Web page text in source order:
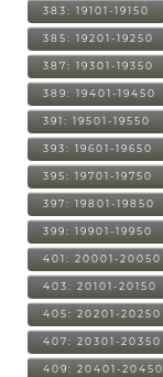
383: 19101-19150
385: 19201-19250
387: 19301-19350
389: 19401-19450
391: 19501-19550
393: 19601-19650
395: 19701-19750
397: 19801-19850
399: 19901-19950
401: 20001-20050
403: 20101-20150
405: 20201-20250
407: 20301-20350
409: 20401-20450